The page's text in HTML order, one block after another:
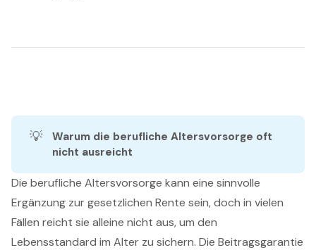
💡
Warum die berufliche Altersvorsorge oft
nicht ausreicht
Die berufliche Altersvorsorge kann eine sinnvolle
Ergänzung zur gesetzlichen Rente sein, doch in vielen
Fällen reicht sie alleine nicht aus, um den
Lebensstandard im Alter zu sichern. Die Beitragsgarantie